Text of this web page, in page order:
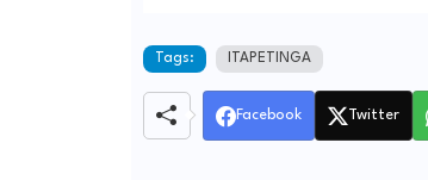
Tags: ITAPETINGA
Facebook Twitter